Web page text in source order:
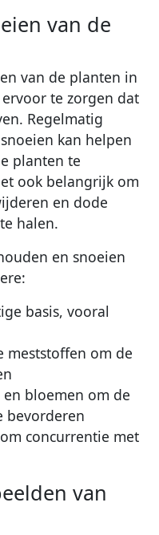
van de
van de planten in
te zorgen dat
Regelmatig
kan helpen
planten te
ook belangrijk om
en dode
halen.
en snoeien
basis, vooral
meststoffen om de
bloemen om de
bevorderen
concurrentie met
van